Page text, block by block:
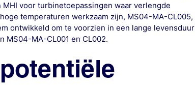
voor turbinetoepassingen waar verlengde
temperaturen werkzaam zijn, MS04-MA-CL005,
ontwikkeld om te voorzien in een lange levensduur
MS04-MA-CL001 en CL002.